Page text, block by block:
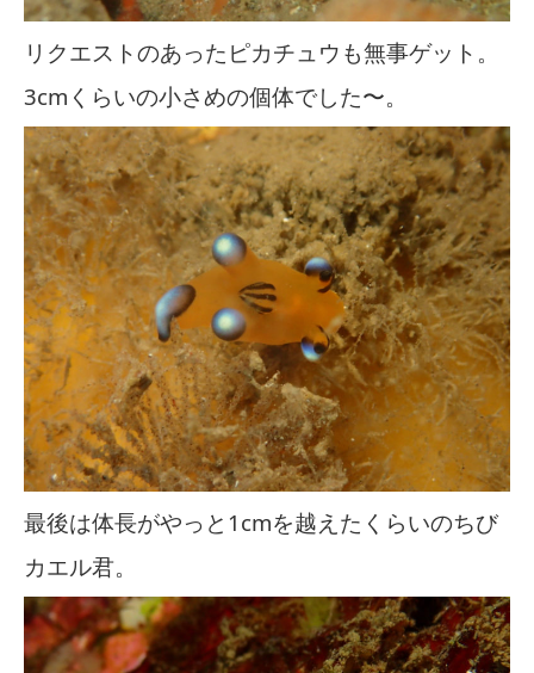
リクエストのあったピカチュウも無事ゲット。
3cmくらいの小さめの個体でした〜。
最後は体長がやっと1cmを越えたくらいのちび
カエル君。